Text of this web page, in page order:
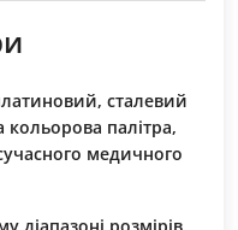
сталевий
кольорова палітра,
медичного